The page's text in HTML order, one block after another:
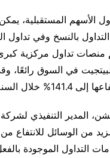
الأسهم المستقبلية،
بالنسخ وفي تداول
السنة الماضية.
المدير التنفيذي لشركة
من الوسائل للانتفاع
التداول الموجودة